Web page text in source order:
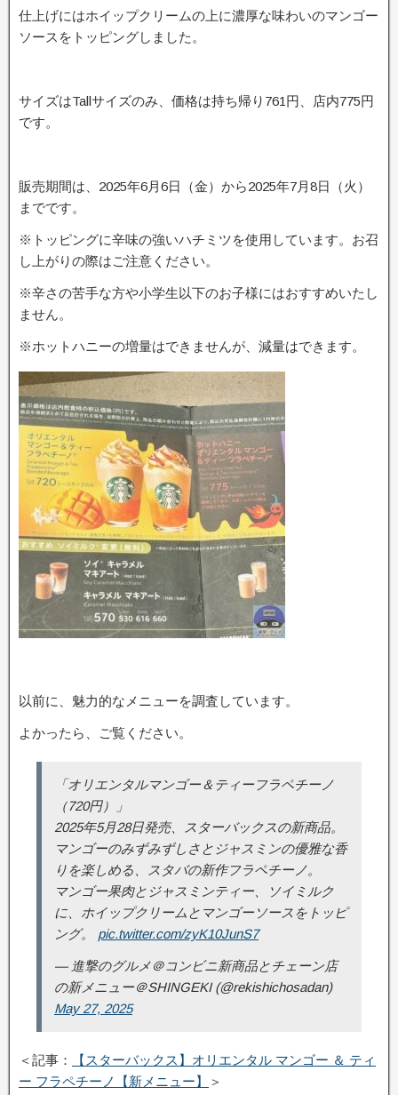
仕上げにはホイップクリームの上に濃厚な味わいのマンゴー
ソースをトッピングしました。
サイズはTallサイズのみ、価格は持ち帰り761円、店内775円
です。
販売期間は、2025年6月6日（金）から2025年7月8日（火）
までです。
※トッピングに辛味の強いハチミツを使用しています。お召
し上がりの際はご注意ください。
※辛さの苦手な方や小学生以下のお子様にはおすすめいたし
ません。
※ホットハニーの増量はできませんが、減量はできます。
以前に、魅力的なメニューを調査しています。
よかったら、ご覧ください。
「オリエンタルマンゴー＆ティーフラペチーノ
（720円）」
2025年5月28日発売、スターバックスの新商品。
マンゴーのみずみずしさとジャスミンの優雅な香
りを楽しめる、スタバの新作フラペチーノ。
マンゴー果肉とジャスミンティー、ソイミルク
に、ホイップクリームとマンゴーソースをトッピ
ング。 pic.twitter.com/zyK10JunS7
— 進撃のグルメ＠コンビニ新商品とチェーン店
の新メニュー＠SHINGEKI (@rekishichosadan)
May 27, 2025
＜記事：
【スターバックス】オリエンタル マンゴー ＆ ティ
ー フラペチーノ【新メニュー】
＞